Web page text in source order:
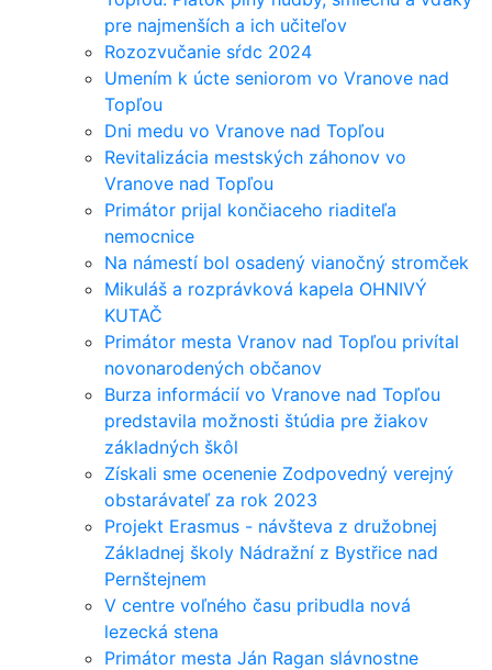
pre najmenších a ich učiteľov
Rozozvučanie sŕdc 2024
Umením k úcte seniorom vo Vranove nad
Topľou
Dni medu vo Vranove nad Topľou
Revitalizácia mestských záhonov vo
Vranove nad Topľou
Primátor prijal končiaceho riaditeľa
nemocnice
Na námestí bol osadený vianočný stromček
Mikuláš a rozprávková kapela OHNIVÝ
KUTAČ
Primátor mesta Vranov nad Topľou privítal
novonarodených občanov
Burza informácií vo Vranove nad Topľou
predstavila možnosti štúdia pre žiakov
základných škôl
Získali sme ocenenie Zodpovedný verejný
obstarávateľ za rok 2023
Projekt Erasmus - návšteva z družobnej
Základnej školy Nádražní z Bystřice nad
Pernštejnem
V centre voľného času pribudla nová
lezecká stena
Primátor mesta Ján Ragan slávnostne